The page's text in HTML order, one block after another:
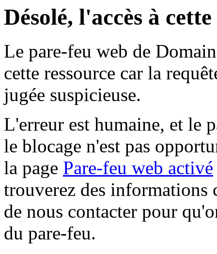
Désolé, l'accès à
Le pare-feu web de
cette ressource car la
jugée suspicieuse.
L'erreur est humaine, et le
le blocage n'est pas
la page Pare-feu web activé
trouverez des informations
de nous contacter pour
du pare-feu.